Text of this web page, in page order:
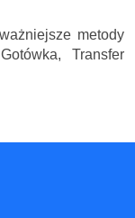
metody
Transfer